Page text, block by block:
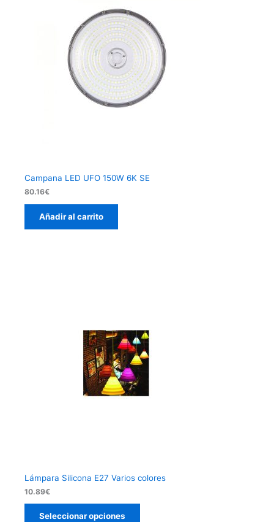
Campana LED UFO 150W 6K SE
80.16€
Añadir al carrito
Lámpara Silicona E27 Varios colores
10.89€
Seleccionar opciones